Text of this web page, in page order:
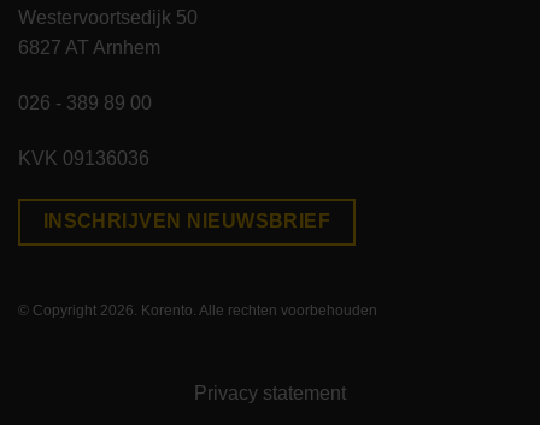
Westervoortsedijk 50
6827 AT Arnhem
026 - 389 89 00
KVK 09136036
INSCHRIJVEN NIEUWSBRIEF
© Copyright 2026. Korento. Alle rechten voorbehouden
Privacy statement